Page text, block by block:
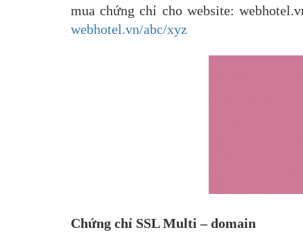
mua chứng chỉ cho website:
webhotel.vn/abc/xyz
Chứng chỉ SSL Multi – domain